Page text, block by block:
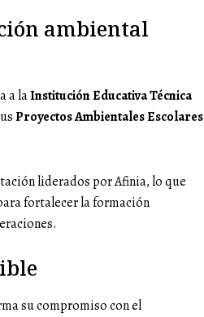
ambiental
a laInstitución Educativa Técnica
Proyectos Ambientales Escolares
liderados por Afinia, lo que
fortalecer la formación
su compromiso con el